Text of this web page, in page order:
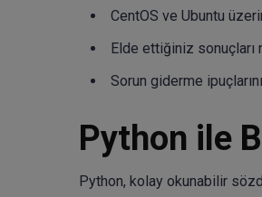
CentOS ve Ubuntu
Elde ettiğiniz sonuçları
Sorun giderme ipuçlarını
Python ile
Python, kolay okunabilir